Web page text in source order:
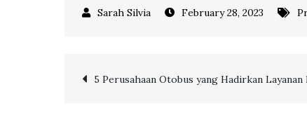
February 28, 2023
Post
5 Perusahaan Otobus yang Hadirkan Layanan